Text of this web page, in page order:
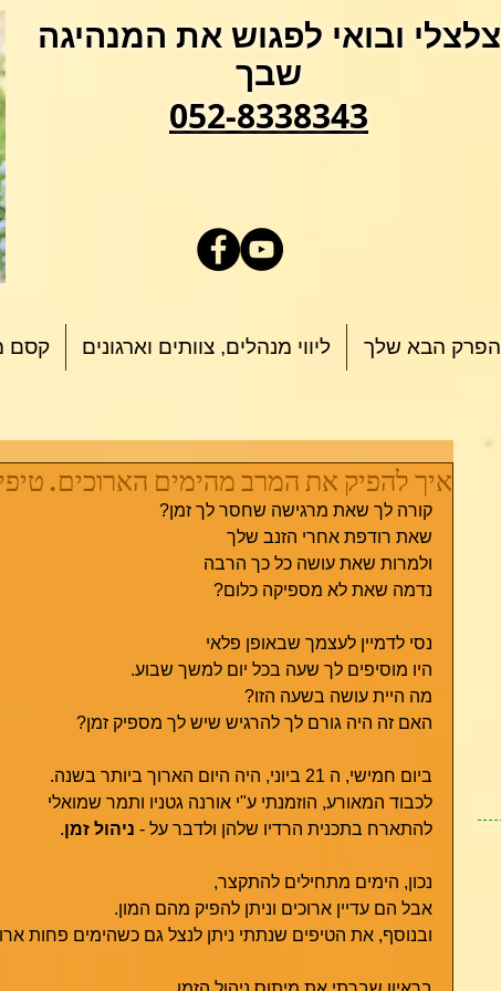
צלצלי ובואי לפגוש את המנהיגה
שבך
052-8338343
הפרק הבא שלך ליווי מנהלים, צוותים וארגונים קסם
איך להפיק את המרב מהימים הארוכים.
קורה לך שאת מרגישה שחסר לך זמן?
שאת רודפת אחרי הזנב שלך
ולמרות שאת עושה כל כך הרבה
נדמה שאת לא מספיקה כלום?
נסי לדמיין לעצמך שבאופן פלאי
היו מוסיפים לך שעה בכל יום למשך שבוע.
מה היית עושה בשעה הזו?
האם זה היה גורם לך להרגיש שיש לך מספיק זמן?
ביום חמישי, ה 21 ביוני, היה היום הארוך ביותר בשנה.
לכבוד המאורע, הוזמנתי ע"י אורנה גטניו ותמר שמואלי
להתארח בתכנית הרדיו שלהן ולדבר על - ניהול זמן.
נכון, הימים מתחילים להתקצר,
אבל הם עדיין ארוכים וניתן להפיק מהם המון.
ובנוסף, את הטיפים שנתתי ניתן לנצל גם כשהימים פחות